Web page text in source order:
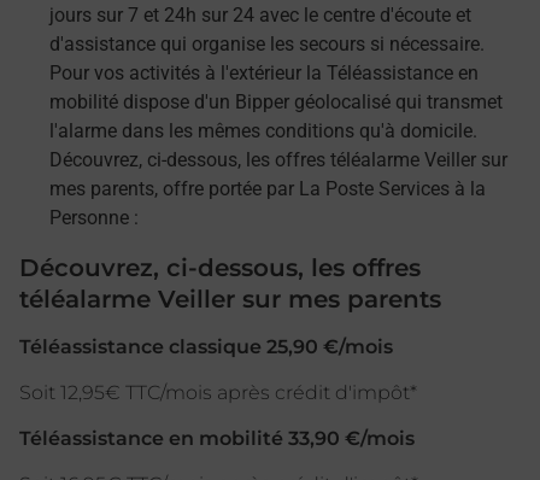
jours sur 7 et 24h sur 24 avec le centre d'écoute et
d'assistance qui organise les secours si nécessaire.
Pour vos activités à l'extérieur la Téléassistance en
mobilité dispose d'un Bipper géolocalisé qui transmet
l'alarme dans les mêmes conditions qu'à domicile.
Découvrez, ci-dessous, les offres téléalarme Veiller sur
mes parents, offre portée par La Poste Services à la
Personne :
Découvrez, ci-dessous, les offres
téléalarme Veiller sur mes parents
Téléassistance classique 25,90 €/mois
Soit 12,95€ TTC/mois après crédit d'impôt*
Téléassistance en mobilité 33,90 €/mois